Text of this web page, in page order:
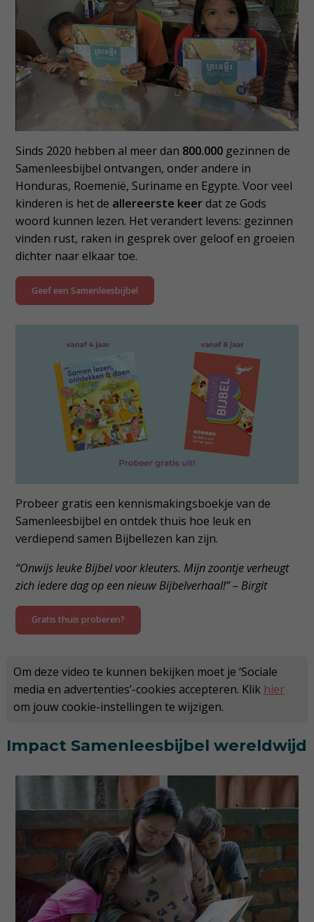
Sinds 2020 hebben al meer dan 800.000 gezinnen de
Samenleesbijbel ontvangen, onder andere in
Honduras, Roemenië, Suriname en Egypte. Voor veel
kinderen is het de allereerste keerdat ze Gods
woord kunnen lezen. Het verandert levens: gezinnen
vinden rust, raken in gesprek over geloof en groeien
dichter naar elkaar toe.
Geef een Samenleesbijbel
Probeer gratis een kennismakingsboekje van de
Samenleesbijbel en ontdek thuis hoe leuk en
verdiepend samen Bijbellezen kan zijn.
“Onwijs leuke Bijbel voor kleuters. Mijn zoontje verheugt
zich iedere dag op een nieuw Bijbelverhaal!” – Birgit
Gratis thuis proberen?
Om deze video te kunnen bekijken moet je ‘Sociale
media en advertenties’-cookies accepteren. Klik hier
om jouw cookie-instellingen te wijzigen.
Impact Samenleesbijbel wereldwijd